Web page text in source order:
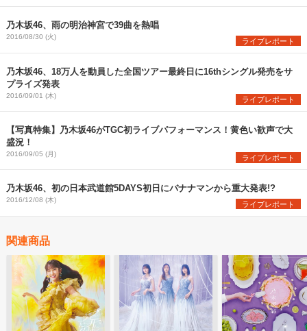
乃木坂46、雨の明治神宮で39曲を熱唱
2016/08/30 (火) ライブレポート
乃木坂46、18万人を動員した全国ツアー最終日に16thシングル発売をサ
プライズ発表
2016/09/01 (木) ライブレポート
【写真特集】乃木坂46がTGC初ライブパフォーマンス！黄色い歓声で大
盛況！
2016/09/05 (月) ライブレポート
乃木坂46、初の日本武道館5DAYS初日にバナナマンから重大発表!?
2016/12/08 (木) ライブレポート
関連商品